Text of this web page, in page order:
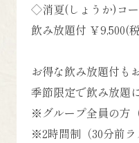
◇消夏(しょうか)コ
飲み放題付 ￥9,500(
お得な飲み放題付も
季節限定で飲み放題
※グループ全員の方
※2時間制（30分前ラ